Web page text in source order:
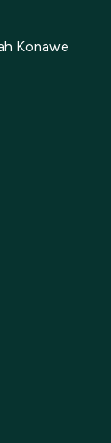
Konawe